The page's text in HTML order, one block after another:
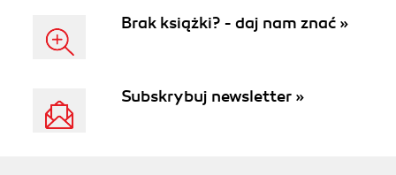
Brak książki? - daj nam znać »
Subskrybuj newsletter »